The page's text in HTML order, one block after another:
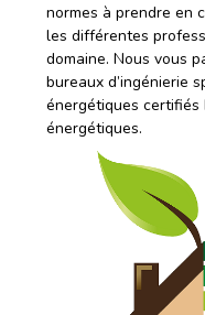
normes à prendre en
les différentes
domaine. Nous vous
bureaux d’ingénierie
énergétiques certifiés
énergétiques.